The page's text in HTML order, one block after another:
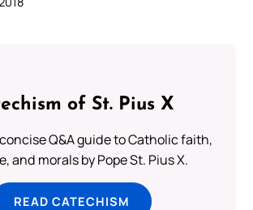
of St. Pius X
Q&A guide to Catholic faith,
and morals by Pope St. Pius X.
READ CATECHISM